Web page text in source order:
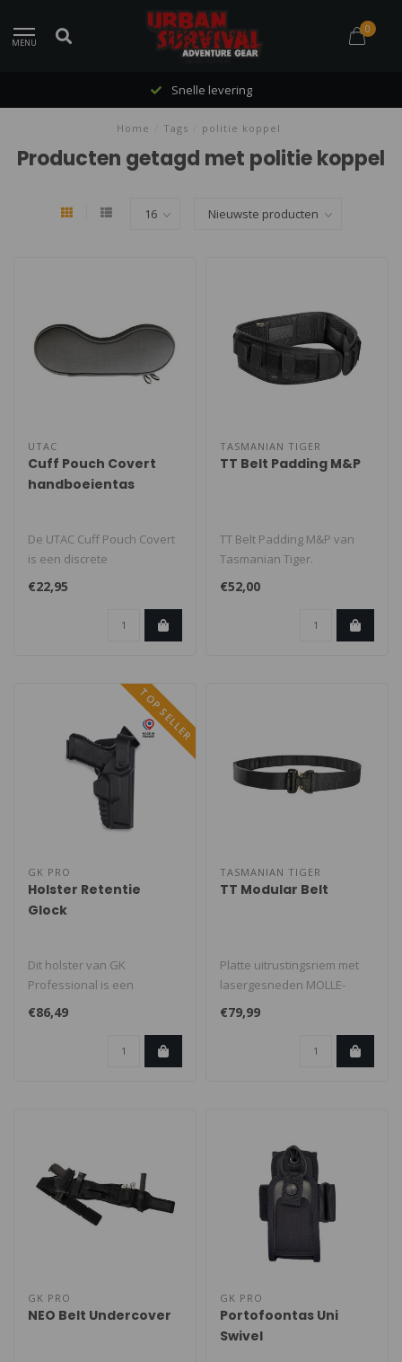
MENU
0
Snelle levering
Home Tags politie koppel
Producten getagd met politie koppel
UTAC
Cuff Pouch Covert
handboeientas
De UTAC Cuff Pouch Covert
is een discrete
handboeientas voor het
veilig en onopv..
€22,95
TASMANIAN TIGER
TT Belt Padding M&P
TT Belt Padding M&P van
Tasmanian Tiger.
Gepolsterde tussenband
voor tactische r..
€52,00
TOP SELLER
GK PRO
Holster Retentie
Glock
Dit holster van GK
Professional is een
uitrustingsstuk die perfect
design, veili..
€86,49
TASMANIAN TIGER
TT Modular Belt
Platte uitrustingsriem met
lasergesneden MOLLE-
systeem.
€79,99
GK PRO
NEO Belt Undercover
GK PRO
Portofoontas Uni
Swivel